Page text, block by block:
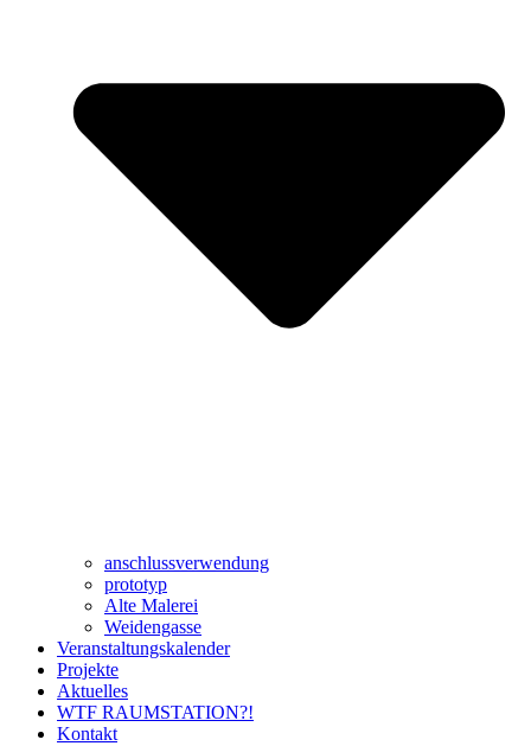
anschlussverwendung
prototyp
Alte Malerei
Weidengasse
Veranstaltungskalender
Projekte
Aktuelles
WTF RAUMSTATION?!
Kontakt